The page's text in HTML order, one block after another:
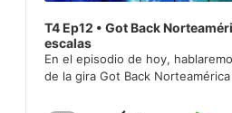
T4 Ep12 • Got Back
escalas
En el episodio de hoy,
de la gira Got Back